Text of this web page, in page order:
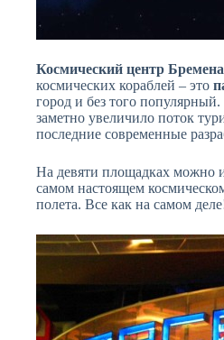
Космический центр
космических кораблей – это
город и без того
заметно увеличило поток
последние современные
На девяти площадках можно
самом настоящем
полета. Все как на самом